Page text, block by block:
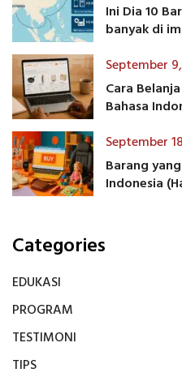
Ini Dia 10
banyak di
September
Cara
Bahasa
September
Barang
Indonesia
Categories
EDUKASI
PROGRAM
TESTIMONI
TIPS